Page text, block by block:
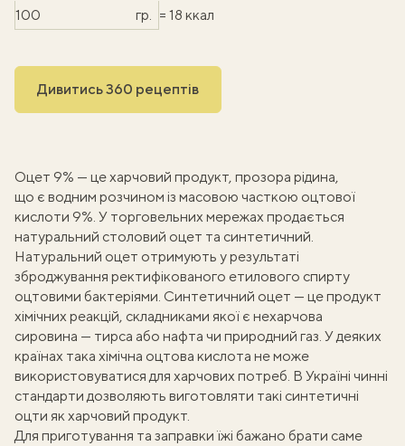
гр. = 18 ккал
Дивитись 360 рецептів
Оцет 9% — це харчовий продукт, прозора рідина,
що є водним розчином із масовою часткою оцтової
кислоти 9%. У торговельних мережах продається
натуральний столовий оцет та синтетичний.
Натуральний оцет отримують у результаті
зброджування ректифікованого етилового спирту
оцтовими бактеріями. Синтетичний оцет — це продукт
хімічних реакцій, складниками якої є нехарчова
сировина — тирса або нафта чи природний газ. У деяких
країнах така хімічна оцтова кислота не може
використовуватися для харчових потреб. В Україні чинні
стандарти дозволяють виготовляти такі синтетичні
оцти як харчовий продукт.
Для приготування та заправки їжі бажано брати саме